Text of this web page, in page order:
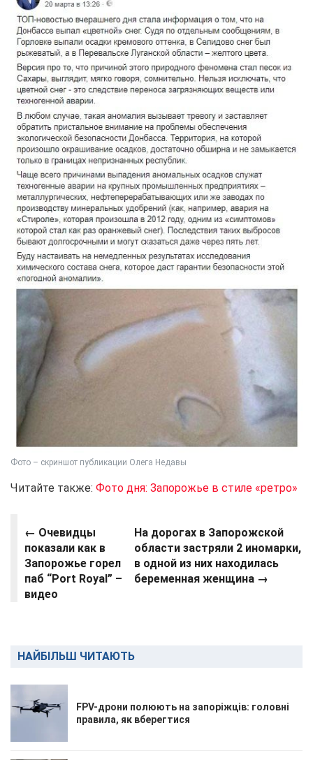
Фото – скриншот публикации Олега Недавы
Читайте также: Фото дня: Запорожье в стиле «ретро»
← Очевидцы
показали как в
Запорожье горел
паб “Port Royal” –
видео
На дорогах в Запорожской
области застряли 2 иномарки,
в одной из них находилась
беременная женщина →
НАЙБІЛЬШ ЧИТАЮТЬ
FPV-дрони полюють на запоріжців: головні
правила, як вберегтися